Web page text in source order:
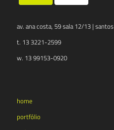
av. ana costa, 59 sala 12/13 | santos
t. 13 3221-2599
w. 13 99153-0920
home
portfólio